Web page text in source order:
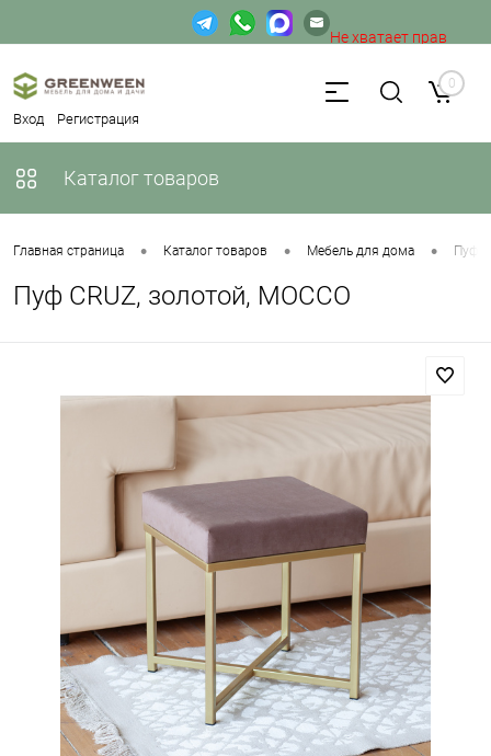
Вход Регистрация
Не хватает прав
доступа к веб-форме. 0
Каталог товаров
Главная страница • Каталог товаров • Мебель для дома • Пуфы
Пуф CRUZ, золотой, MOCCO